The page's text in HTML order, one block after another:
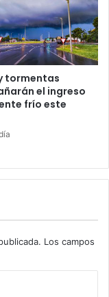
tormentas
el ingreso
frío este
Los campos